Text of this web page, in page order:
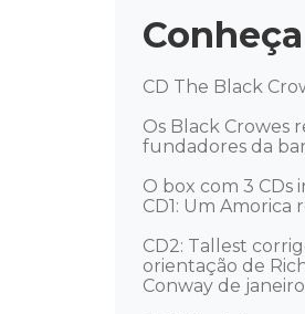
CD The Black
Os Black Crowes
fundadores da
O box com 3 CDs
CD1: Um Amorica
CD2: Tallest
orientação de
Conway de